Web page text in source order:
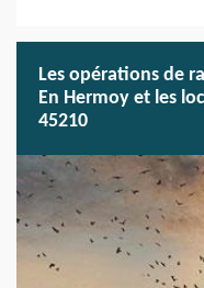
Les opérations de
En Hermoy et les
45210